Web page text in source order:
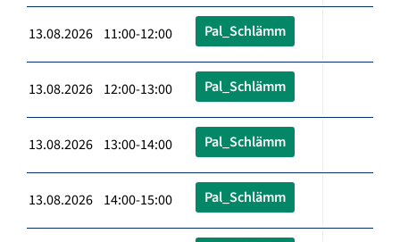
13.08.2026 11:00-12:00 Pal_Schlämm
13.08.2026 12:00-13:00 Pal_Schlämm
13.08.2026 13:00-14:00 Pal_Schlämm
13.08.2026 14:00-15:00 Pal_Schlämm